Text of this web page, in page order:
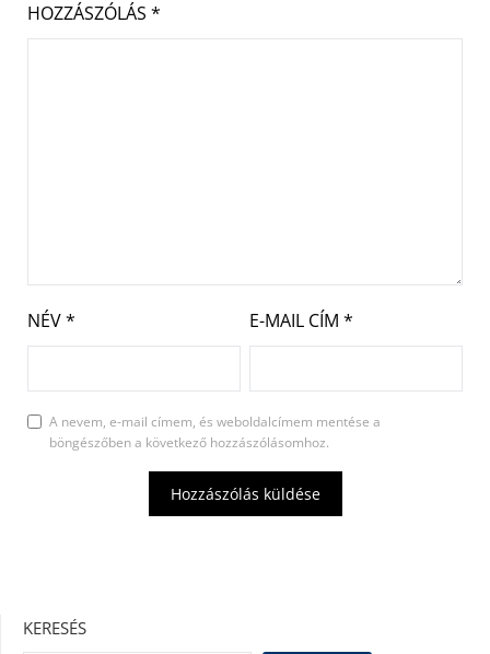
HOZZÁSZÓLÁS *
NÉV* E-MAIL CÍM *
A nevem, e-mail címem, és weboldalcímem mentése a
böngészőben a következő hozzászólásomhoz.
KERESÉS